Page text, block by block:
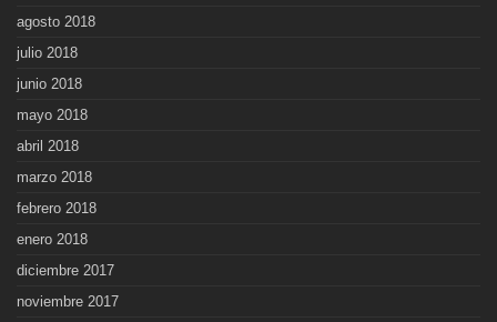
agosto 2018
julio 2018
junio 2018
mayo 2018
abril 2018
marzo 2018
febrero 2018
enero 2018
diciembre 2017
noviembre 2017